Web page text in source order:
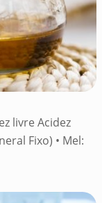
livre Acidez
Fixo) • Mel: